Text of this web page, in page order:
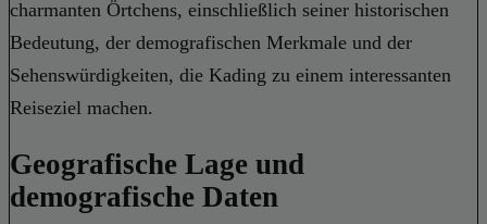
charmanten Örtchens, einschließlich seiner historischen
Bedeutung, der demografischen Merkmale und der
Sehenswürdigkeiten, die Kading zu einem interessanten
Reiseziel machen.
Geografische Lage und
demografische Daten